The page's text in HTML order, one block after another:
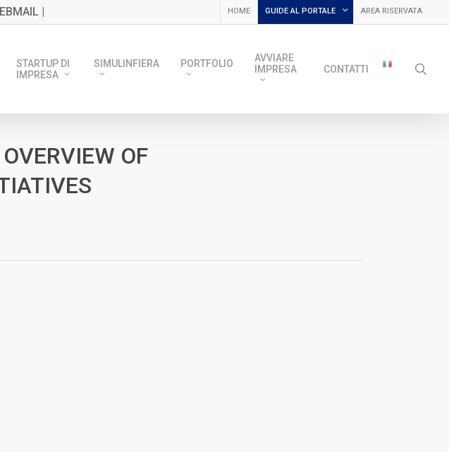
| HOME GUIDE AL PORTALE AREA RISERVATA
STARTUP DI
IMPRESA
SIMULINFIERA PORTFOLIO
AVVIARE
IMPRESA
CONTATTI
OF